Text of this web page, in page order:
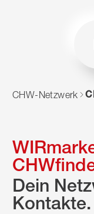
Zum Navigieren
CHW-Netzwerk
Dein
Kontakte.